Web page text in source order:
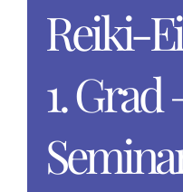
Reiki-
1.